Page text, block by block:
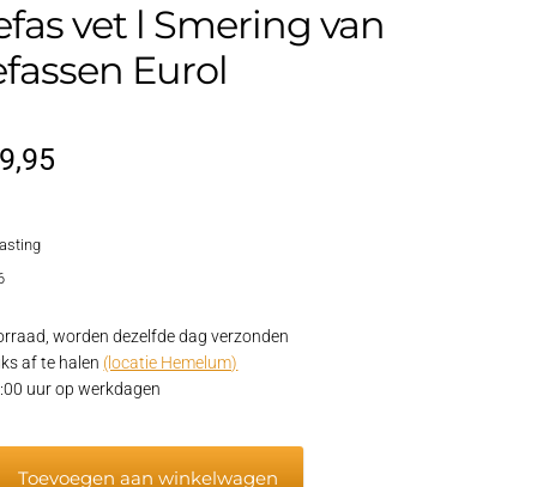
vet l Smering van
Eurol
9,95
worden dezelfde dag verzonden
af te halen (locatie Hemelum)
uur op werkdagen
Toevoegen aan winkelwagen